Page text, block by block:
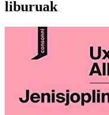
liburuak